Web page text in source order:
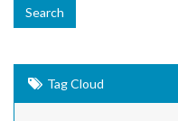
Tag Cloud